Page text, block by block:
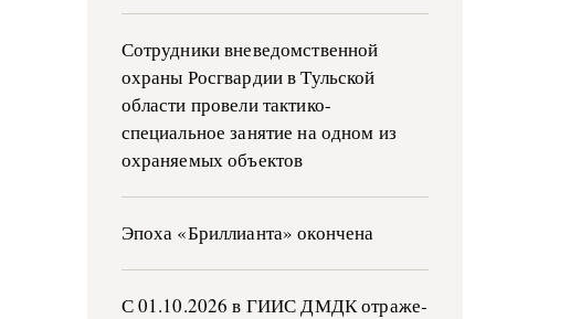
Сотрудники вневедомственной
охраны Росгвардии в Тульской
области провели тактико-
специальное занятие на одном из
охраняемых объектов
Эпоха «Бриллианта» окончена
С 01.10.2026 в ГИИС ДМДК от­ра­же­